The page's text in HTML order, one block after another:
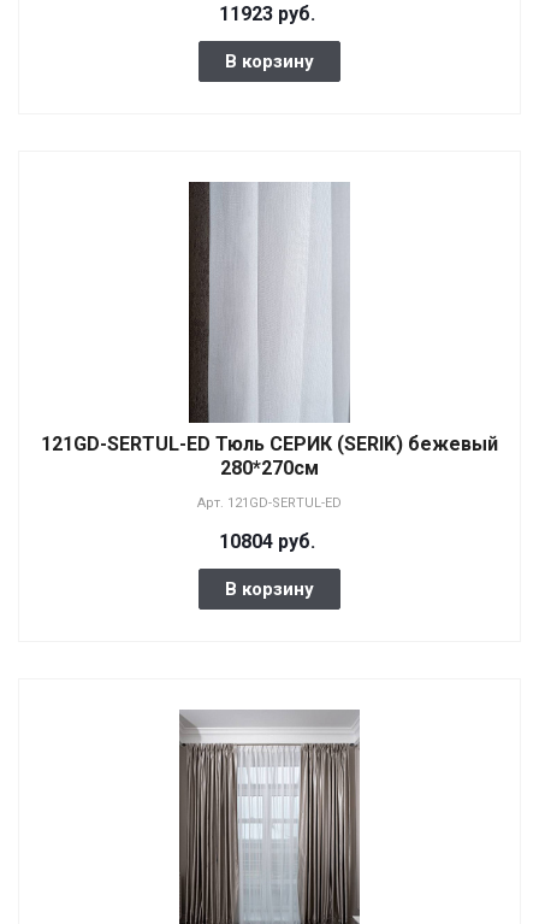
11923 руб.
В корзину
121GD-SERTUL-ED Тюль СЕРИК (SERIK) бежевый
280*270см
Арт. 121GD-SERTUL-ED
10804 руб.
В корзину